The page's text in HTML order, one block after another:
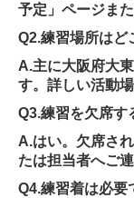
予定」ページま
Q2.練習場所はど
A.主に大阪府大
す。詳しい活動
Q3.練習を欠席す
A.はい。欠席さ
たは担当者へご
Q4.練習着は必要